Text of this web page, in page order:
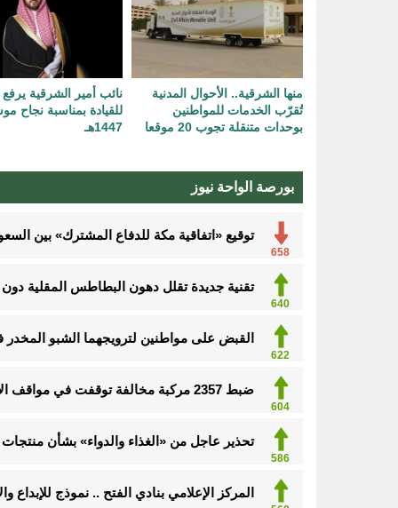
منها الشرقية.. الأحوال المدنية
تُقرّب الخدمات للمواطنين
بوحدات متنقلة تجوب 20 موقعا
نائب أمير الشرقية يرفع
للقيادة بمناسبة نجاح
1447هـ
بورصة الواحة نيوز
658
توقيع «اتفاقية مكة للدفاع المشترك» بين
640
تقنية جديدة تقلل دهون البطاطس المقلية دون
622
القبض على مواطنين لترويجهما الشبو المخدر
604
ضبط 2357 مركبة مخالفة توقفت في مواقف الأشخاص ذوي الإعاقة
586
تحذير عاجل من «الغذاء والدواء» بشأن
المركز الإعلامي بنادي الفتح .. نموذج للإبداع